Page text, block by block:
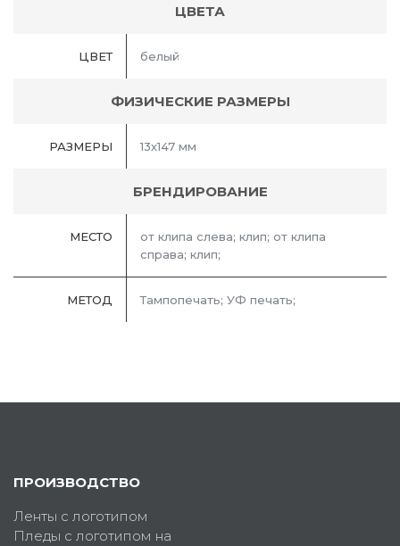
ЦВЕТА
ЦВЕТ белый
ФИЗИЧЕСКИЕ РАЗМЕРЫ
РАЗМЕРЫ 13х147 мм
БРЕНДИРОВАНИЕ
МЕСТО
от клипа слева; клип; от клипа
справа; клип;
МЕТОД Тампопечать; УФ печать;
ПРОИЗВОДСТВО
Ленты с логотипом
Пледы с логотипом на